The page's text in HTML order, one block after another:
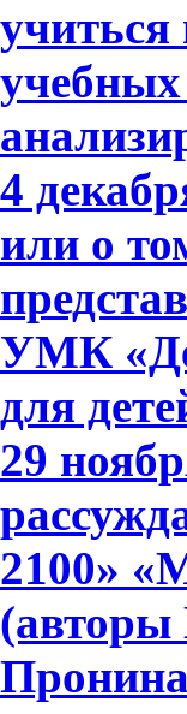
4
или о
УМК
для
29
2100»